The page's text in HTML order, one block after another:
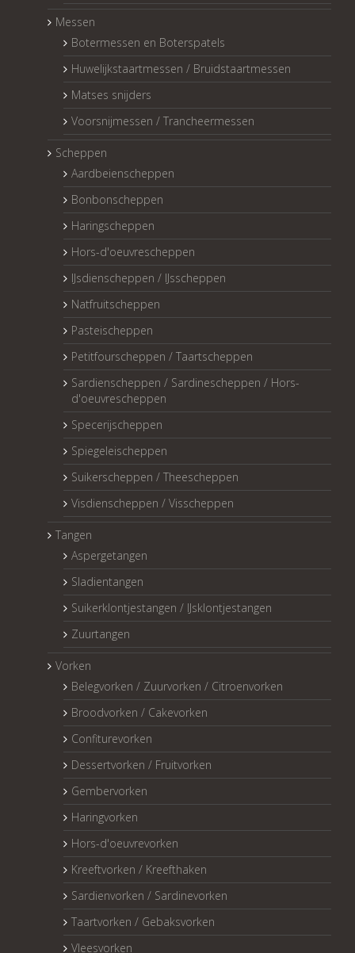
Messen
Botermessen en Boterspatels
Huwelijkstaartmessen / Bruidstaartmessen
Matses snijders
Voorsnijmessen / Trancheermessen
Scheppen
Aardbeienscheppen
Bonbonscheppen
Haringscheppen
Hors-d'oeuvrescheppen
IJsdienscheppen / IJsscheppen
Natfruitscheppen
Pasteischeppen
Petitfourscheppen / Taartscheppen
Sardienscheppen / Sardinescheppen / Hors-
d'oeuvrescheppen
Specerijscheppen
Spiegeleischeppen
Suikerscheppen / Theescheppen
Visdienscheppen / Visscheppen
Tangen
Aspergetangen
Sladientangen
Suikerklontjestangen / IJsklontjestangen
Zuurtangen
Vorken
Belegvorken / Zuurvorken / Citroenvorken
Broodvorken / Cakevorken
Confiturevorken
Dessertvorken / Fruitvorken
Gembervorken
Haringvorken
Hors-d'oeuvrevorken
Kreeftvorken / Kreefthaken
Sardienvorken / Sardinevorken
Taartvorken / Gebaksvorken
Vleesvorken